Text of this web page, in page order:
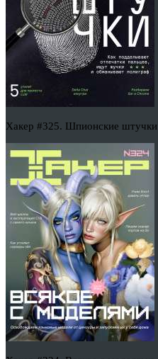
Хакер #325. Шпионские штучки